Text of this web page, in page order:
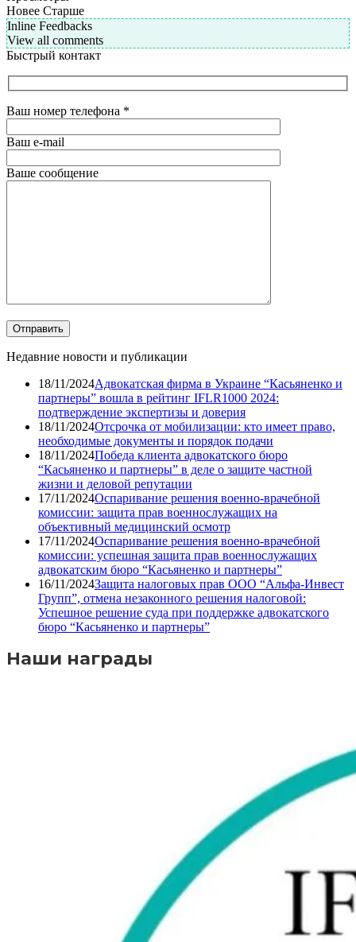
Новее Старше
Inline Feedbacks
View all comments
Быстрый контакт
Ваш номер телефона *
Ваш e-mail
Ваше сообщение
Недавние новости и публикации
18/11/2024Адвокатская фирма в Украине “Касьяненко и
партнеры” вошла в рейтинг IFLR1000 2024:
подтверждение экспертизы и доверия
18/11/2024Отсрочка от мобилизации: кто имеет право,
необходимые документы и порядок подачи
18/11/2024Победа клиента адвокатского бюро
“Касьяненко и партнеры” в деле о защите частной
жизни и деловой репутации
17/11/2024Оспаривание решения военно-врачебной
комиссии: защита прав военнослужащих на
объективный медицинский осмотр
17/11/2024Оспаривание решения военно-врачебной
комиссии: успешная защита прав военнослужащих
адвокатским бюро “Касьяненко и партнеры”
16/11/2024Защита налоговых прав ООО “Альфа-Инвест
Групп”, отмена незаконного решения налоговой:
Успешное решение суда при поддержке адвокатского
бюро “Касьяненко и партнеры”
Наши награды